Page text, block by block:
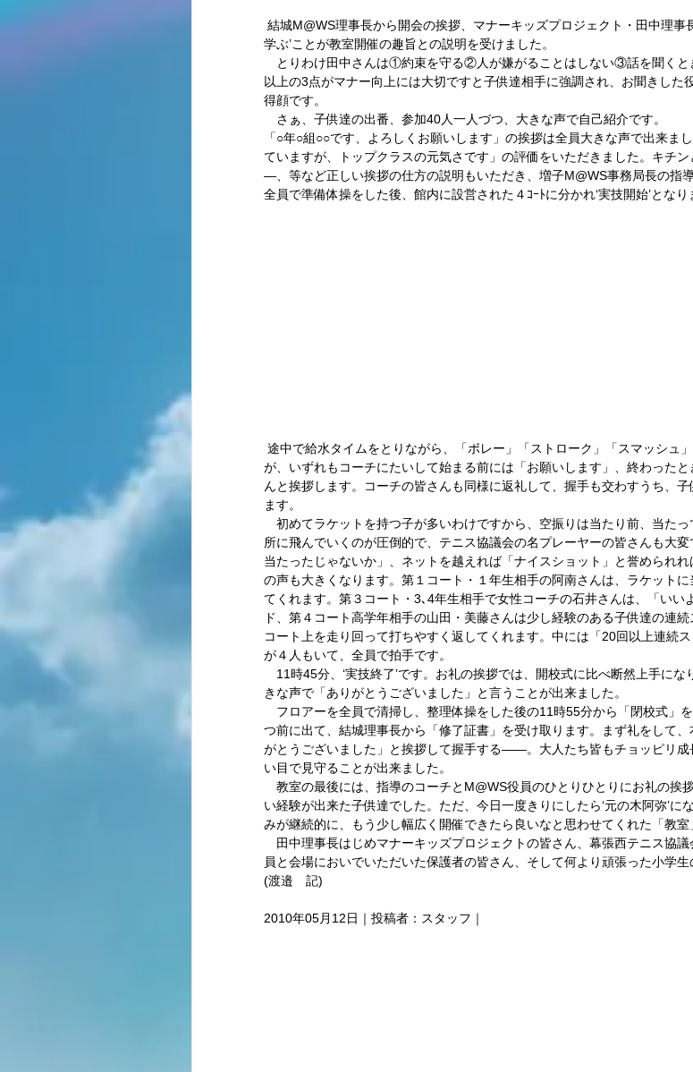
学ぶ’ことが教室開催の趣旨との説明を受けました。
とりわけ田中さんは①約束を守る②人が嫌がることはしない③話を聞くと
以上の3点がマナー向上には大切ですと子供達相手に強調され、お聞きした
得顔です。
さぁ、子供達の出番、参加40人一人づつ、大きな声で自己紹介です。
「○年○組○○です、よろしくお願いします」の挨拶は全員大きな声で出来ま
ていますが、トップクラスの元気さです」の評価をいただきました。キチ
―、等など正しい挨拶の仕方の説明もいただき、増子M@WS事務局長の指
全員で準備体操をした後、館内に設営された４ｺｰﾄに分かれ‘実技開始’となり
が、いずれもコーチにたいして始まる前には「お願いします」、終わった
んと挨拶します。コーチの皆さんも同様に返礼して、握手も交わすうち、
ます。
初めてラケットを持つ子が多いわけですから、空振りは当たり前、当た
所に飛んでいくのが圧倒的で、テニス協議会の名プレーヤーの皆さんも大変
当たったじゃないか」、ネットを越えれば「ナイスショット」と誉められ
の声も大きくなります。第１コート・１年生相手の阿南さんは、ラケット
てくれます。第３コート・3､4年生相手で女性コーチの石井さんは、「いい
ド、第４コート高学年相手の山田・美藤さんは少し経験のある子供達の連
コート上を走り回って打ちやすく返してくれます。中には「20回以上連続
が４人もいて、全員で拍手です。
11時45分、‘実技終了’です。お礼の挨拶では、開校式に比べ断然上手に
きな声で「ありがとうございました」と言うことが出来ました。
フロアーを全員で清掃し、整理体操をした後の11時55分から「閉校式」
つ前に出て、結城理事長から「修了証書」を受け取ります。まず礼をして
がとうございました」と挨拶して握手する――。大人たち皆もチョッピリ
い目で見守ることが出来ました。
教室の最後には、指導のコーチとM@WS役員のひとりひとりにお礼の挨
い経験が出来た子供達でした。ただ、今日一度きりにしたら‘元の木阿弥’に
みが継続的に、もう少し幅広く開催できたら良いなと思わせてくれた「教室
田中理事長はじめマナーキッズプロジェクトの皆さん、幕張西テニス協
員と会場においでいただいた保護者の皆さん、そして何より頑張った小学
(渡邉　記)
2010年05月12日｜投稿者：スタッフ｜